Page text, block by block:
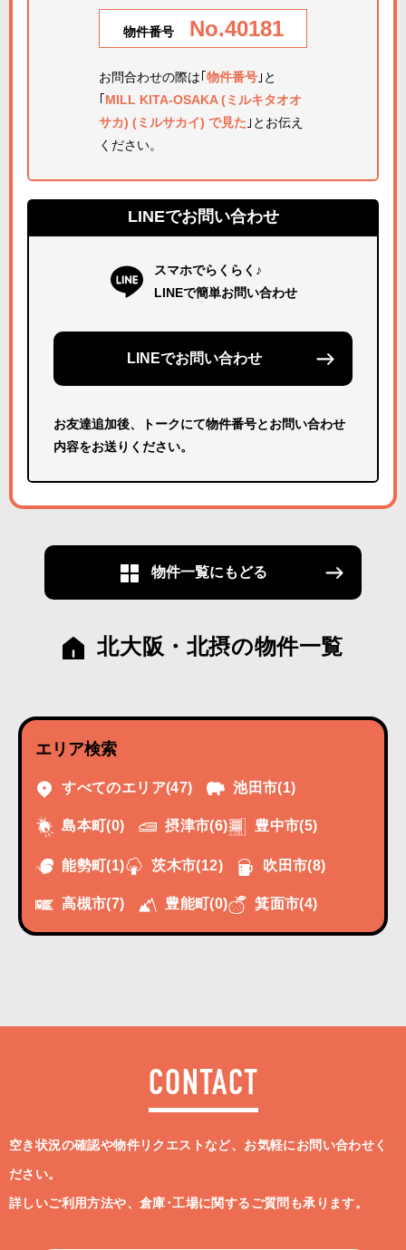
物件番号 No.40181
お問合わせの際は｢ 物件番号 ｣と
MILL KITA-OSAKA (ミルキタオオ
サカ) (ミルサカイ) で見た ｣とお伝え
ください。
LINEでお問い合わせ
スマホでらくらく♪
LINEで簡単お問い合わせ
LINEでお問い合わせ
お友達追加後、トークにて物件番号とお問い合わせ
内容をお送りください。
物件一覧にもどる
北大阪・北摂の物件一覧
エリア検索
すべてのエリア(47) 池田市(1)
島本町(0) 摂津市(6) 豊中市(5)
能勢町(1) 茨木市(12) 吹田市(8)
高槻市(7) 豊能町(0) 箕面市(4)
CONTACT
空き状況の確認や物件リクエストなど、お気軽にお問い合わせく
ださい。
詳しいご利用方法や、倉庫･工場に関するご質問も承ります。